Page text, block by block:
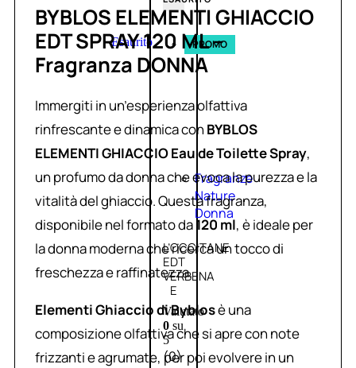
Esaurito PROMO
Fragranze
Nature
Donna
L’OCCITANE
EDT
VERBENA
E
Valutato
0su
5
(0)
BYBLOS ELEMENTI GHIACCIO
EDT SPRAY 120 ML –
Fragranza DONNA
Immergiti in un’esperienza olfattiva
rinfrescante e dinamica con BYBLOS
ELEMENTI GHIACCIO Eau de Toilette Spray,
un profumo da donna che evoca la purezza e la
vitalità del ghiaccio. Questa fragranza,
disponibile nel formato da 120 ml, è ideale per
la donna moderna che ricerca un tocco di
freschezza e raffinatezza.
Elementi Ghiaccio di Byblosè una
composizione olfattiva che si apre con note
frizzanti e agrumate, per poi evolvere in un